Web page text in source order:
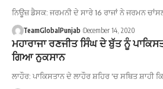
ਨਿਊਜ਼ ਡੈਸਕ: ਜਰਮਨੀ ਦੇ ਸਾਰੇ 16 ਰਾਜਾਂ ਨੇ ਜਰਮਨ
TeamGlobalPunjab December 14, 2020
ਮਹਾਰਾਜਾ ਰਣਜੀਤ ਸਿੰਘ ਦੇ ਬੁੱਤ ਨੂੰ
ਗਿਆ ਨੁਕਸਾਨ
ਲਾਹੌਰ: ਪਾਕਿਸਤਾਨ ਦੇ ਲਾਹੌਰ ਸ਼ਹਿਰ 'ਚ ਸਥਿਤ ਸ਼ਾਹੀ